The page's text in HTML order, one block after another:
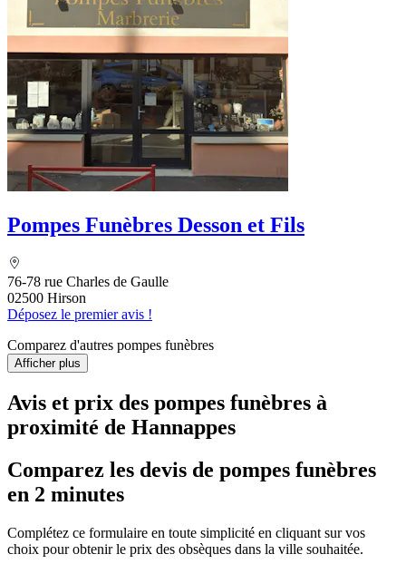
Pompes Funèbres Desson et Fils
76-78 rue Charles de Gaulle
02500 Hirson
Déposez le premier avis !
Comparez d'autres pompes funèbres
Afficher plus
Avis et prix des pompes funèbres à
proximité de Hannappes
Comparez les devis de pompes funèbres
en 2 minutes
Complétez ce formulaire en toute simplicité en cliquant sur vos
choix pour obtenir le prix des obsèques dans la ville souhaitée.